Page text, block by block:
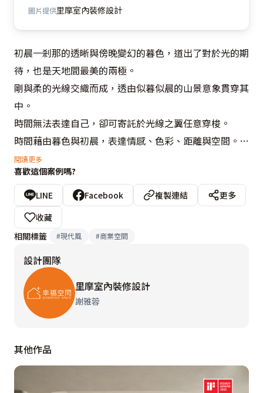
圖片提供里摩室內裝修設計
初晨一剎那的透晰與傍晚變幻的暮色，道出了對於光的期
待，也是天地間最美的兩極。
剛與柔的光線交織而成，透由似暮似晨的山景意象貫穿其
中。
時間無法表達自己，卻可寄託於光線之翼任意穿梭。
時間藉由暮色與初晨，表達情感、色彩、距離與空間。
在暮與晨的空間裏，我們身在其中，就在體驗這份美好！
本案獲得－Berlin Design Award 2022
設計總監－謝雅蓉 Yvane  （法國國立高等表現藝術碩
士）
參與設計師－劉芸佩 Perry（中原大學室內設計碩士）
參與設計師－張宇明 Alan （中原大學室內設計碩士）
設計概念文字為【里摩室內裝修設計】提供
閱讀更多
喜歡這個案例嗎?
LINE Facebook 複製連結
更多
收藏
相關標籤
#現代風 #商業空間
設計團隊
里摩室內裝修設計
謝雅蓉
其他作品